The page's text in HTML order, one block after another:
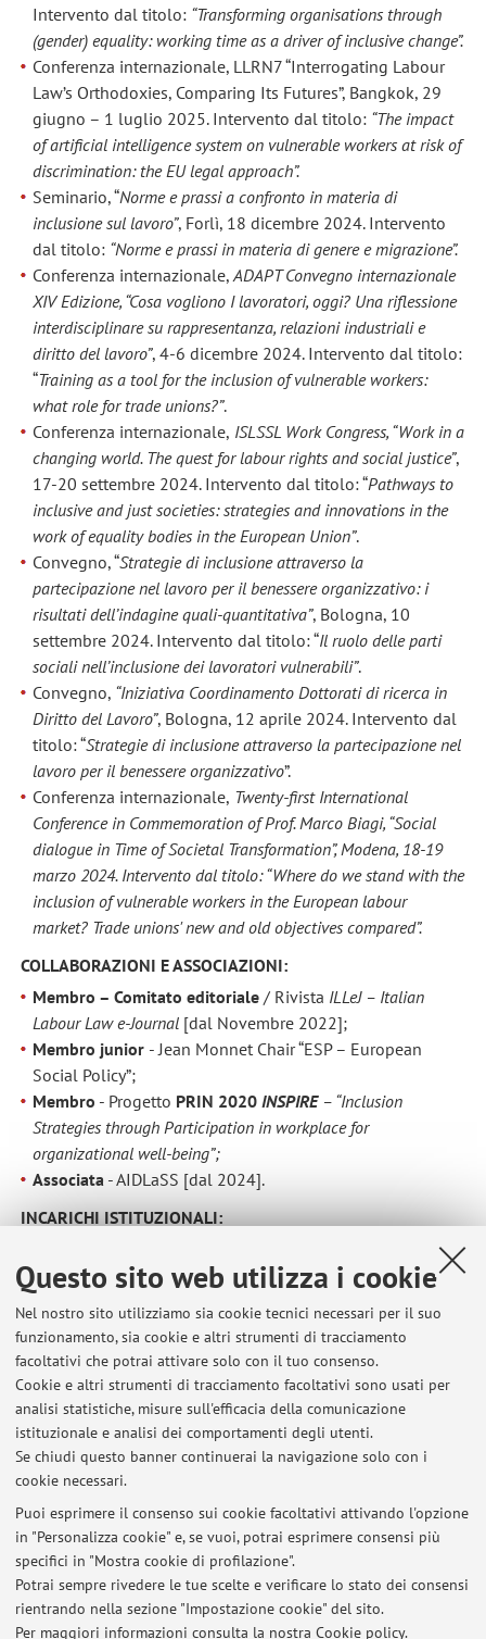
Questo sito web utilizza i cookie
Nel nostro sito utilizziamo sia cookie tecnici necessari per il suo
funzionamento, sia cookie e altri strumenti di tracciamento
facoltativi che potrai attivare solo con il tuo consenso.
Cookie e altri strumenti di tracciamento facoltativi sono usati per
analisi statistiche, misure sull'efficacia della comunicazione
istituzionale e analisi dei comportamenti degli utenti.
Se chiudi questo banner continuerai la navigazione solo con i
cookie necessari.
Puoi esprimere il consenso sui cookie facoltativi attivando l'opzione
in "Personalizza cookie" e, se vuoi, potrai esprimere consensi più
specifici in "Mostra cookie di profilazione".
Potrai sempre rivedere le tue scelte e verificare lo stato dei consensi
rientrando nella sezione "Impostazione cookie" del sito.
Per maggiori informazioni consulta la nostra Cookie policy.
Intervento dal titolo: “Transforming organisations through
(gender) equality: working time as a driver of inclusive change”.
Conferenza internazionale, LLRN7 “Interrogating Labour
Law’s Orthodoxies, Comparing Its Futures”, Bangkok, 29
giugno – 1 luglio 2025. Intervento dal titolo: “The impact
of artificial intelligence system on vulnerable workers at risk of
discrimination: the EU legal approach”.
Seminario, “Norme e prassi a confronto in materia di
inclusione sul lavoro”, Forlì, 18 dicembre 2024. Intervento
dal titolo: “Norme e prassi in materia di genere e migrazione”.
Conferenza internazionale,ADAPT Convegno internazionale
XIV Edizione, “Cosa vogliono I lavoratori, oggi? Una riflessione
interdisciplinare su rappresentanza, relazioni industriali e
diritto del lavoro”, 4-6 dicembre 2024. Intervento dal titolo:
“Training as a tool for the inclusion of vulnerable workers:
what role for trade unions?”.
Conferenza internazionale, ISLSSL Work Congress, “Work in a
changing world. The quest for labour rights and social justice”,
17-20 settembre 2024. Intervento dal titolo: “Pathways to
inclusive and just societies: strategies and innovations in the
work of equality bodies in the European Union”.
Convegno, “Strategie di inclusione attraverso la
partecipazione nel lavoro per il benessere organizzativo: i
risultati dell’indagine quali-quantitativa”, Bologna, 10
settembre 2024. Intervento dal titolo: “Il ruolo delle parti
sociali nell’inclusione dei lavoratori vulnerabili”.
Convegno, “Iniziativa Coordinamento Dottorati di ricerca in
Diritto del Lavoro”, Bologna, 12 aprile 2024. Intervento dal
titolo: “Strategie di inclusione attraverso la partecipazione nel
lavoro per il benessere organizzativo”.
Conferenza internazionale, Twenty-first International
Conference in Commemoration of Prof. Marco Biagi, “Social
dialogue in Time of Societal Transformation”, Modena, 18-19
marzo 2024. Intervento dal titolo: “Where do we stand with the
inclusion of vulnerable workers in the European labour
market? Trade unions' new and old objectives compared”.
COLLABORAZIONI E ASSOCIAZIONI:
Membro – Comitato editoriale / Rivista ILLeJ – Italian
Labour Law e-Journal [dal Novembre 2022];
Membro junior - Jean Monnet Chair “ESP – European
Social Policy”;
Membro - Progetto PRIN 2020INSPIRE– “Inclusion
Strategies through Participation in workplace for
organizational well-being”;
Associata - AIDLaSS [dal 2024].
INCARICHI ISTITUZIONALI:
docenti del dottorato in Diritto europeo (Alma Mater
Studiorium - Università di Bologna) [dal Novembre 2022].
CERTIFICAZIONI E RICONOSCIMENTI:
Cultrice della materia – IUS/07 Diritto del Lavoro
Certificate in Advanced English (CAE) –Level C1/
Cambridge Assessment English [maggio 2019].
Ultimi avvisi
Al momento non sono presenti avvisi.